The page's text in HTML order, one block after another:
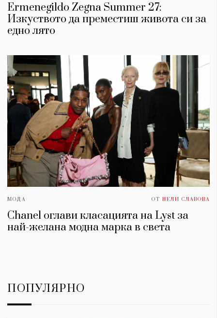
Ermenegildo Zegna Summer 27:
Изкуството да преместиш живота си за
едно лято
МОДА ОТ НЕЛИ СЛАВОВА
Chanel оглави класацията на Lyst за
най-желана модна марка в света
ПОПУЛЯРНО